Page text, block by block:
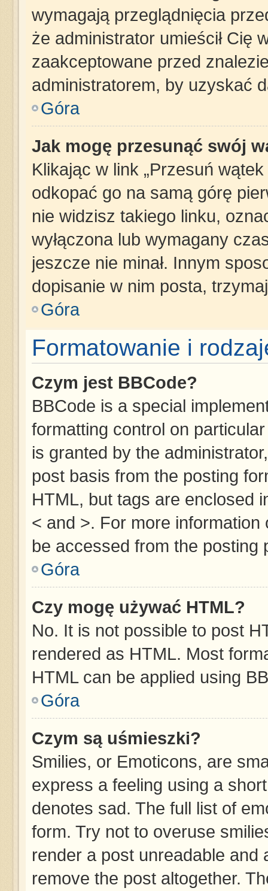
wymagają przeglądnięcia
że administrator umieścił Cię
zaakceptowane przed
administratorem, by uzyskać
Góra
Jak mogę przesunąć swój
Klikając w link „Przesuń
odkopać go na samą górę
nie widzisz takiego linku,
wyłączona lub wymagany
jeszcze nie minał. Innym
dopisanie w nim posta,
Góra
Formatowanie i
Czym jest BBCode?
BBCode is a special
formatting control on
is granted by the
post basis from the posting
HTML, but tags are enclosed
< and >. For more
be accessed from the posting
Góra
Czy mogę używać HTML?
No. It is not possible to post
rendered as HTML. Most
HTML can be applied using
Góra
Czym są uśmieszki?
Smilies, or Emoticons, are
express a feeling using a
denotes sad. The full list of
form. Try not to overuse
render a post unreadable and
remove the post altogether.